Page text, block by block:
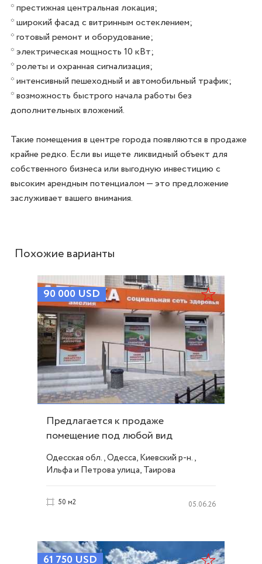
* престижная центральная локация;
* широкий фасад с витринным остеклением;
* готовый ремонт и оборудование;
* электрическая мощность 10 кВт;
* ролеты и охранная сигнализация;
* интенсивный пешеходный и автомобильный трафик;
* возможность быстрого начала работы без
дополнительных вложений.
Такие помещения в центре города появляются в продаже
крайне редко. Если вы ищете ликвидный объект для
собственного бизнеса или выгодную инвестицию с
высоким арендным потенциалом — это предложение
Похожие варианты
90 000 USD
Предлагается к продаже
помещение под любой вид
деятельности ID 50207
Одесская обл., Одесса, Киевский р-н.,
Ильфа и Петрова улица, Таирова
50 м2 05.06.26
61 750 USD